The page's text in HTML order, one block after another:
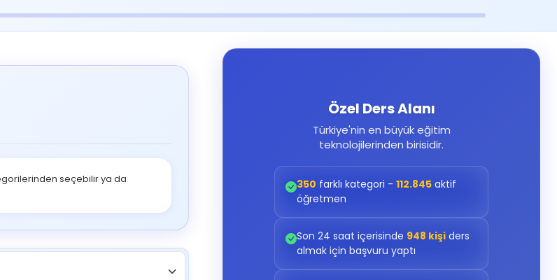
seçebilir ya da
Özel Ders Alanı
Türkiye'nin en büyük eğitim
teknolojilerinden birisidir.
350 farklı kategori -112.845 aktif
öğretmen
Son 24 saat içerisinde 948 kişi ders
almak için başvuru yaptı